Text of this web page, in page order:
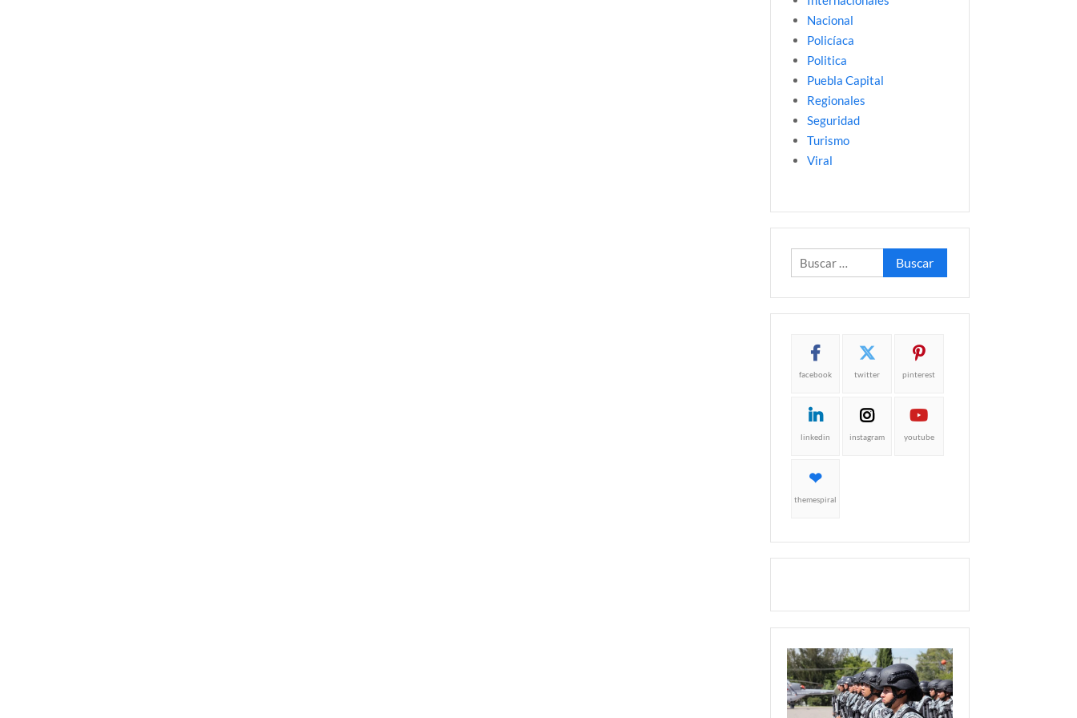
Nacional
Policíaca
Politica
Puebla Capital
Regionales
Seguridad
Turismo
Viral
Buscar:
facebook twitter pinterest
linkedin instagram youtube
themespiral